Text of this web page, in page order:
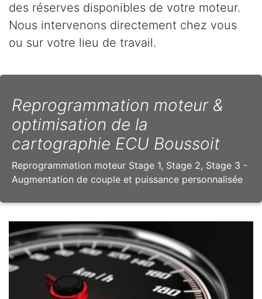
des réserves disponibles de votre moteur.
Nous intervenons directement chez vous
ou sur votre lieu de travail.
Reprogrammation moteur &
optimisation de la
cartographie ECU Boussoit
Reprogrammation moteur Stage 1, Stage 2, Stage 3 -
Augmentation de couple et puissance personnalisée